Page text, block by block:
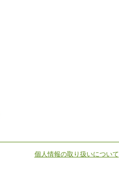
個人情報の取り扱いについて